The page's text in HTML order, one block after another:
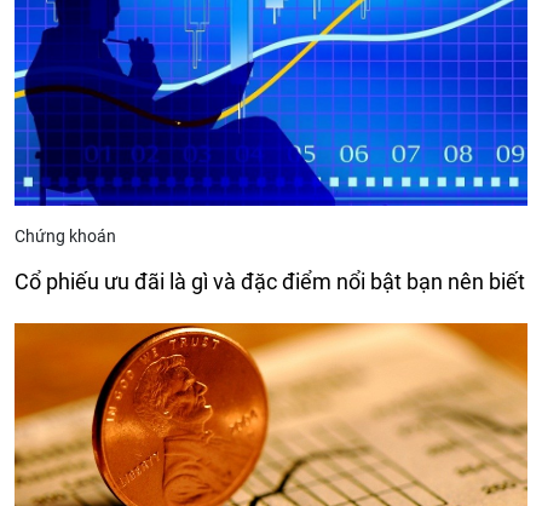
Chứng khoán
Cổ phiếu ưu đãi là gì và đặc điểm nổi bật bạn nên biết